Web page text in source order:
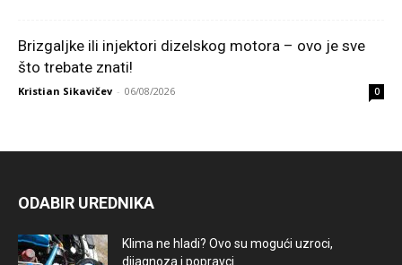
Brizgaljke ili injektori dizelskog motora – ovo je sve
što trebate znati!
Kristian Sikavičev - 06/08/2026 0
ODABIR UREDNIKA
Klima ne hladi? Ovo su mogući uzroci,
dijagnoza i popravci